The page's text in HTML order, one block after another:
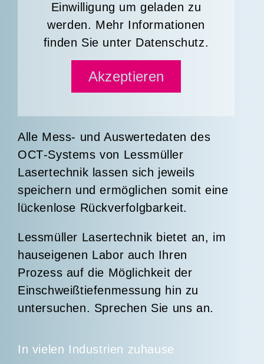
Einwilligung um geladen zu
werden. Mehr Informationen
finden Sie unter Datenschutz.
Akzeptieren
Alle Mess- und Auswertedaten des
OCT-Systems von Lessmüller
Lasertechnik lassen sich jeweils
speichern und ermöglichen somit eine
lückenlose Rückverfolgbarkeit.
Lessmüller Lasertechnik bietet an, im
hauseigenen Labor auch Ihren
Prozess auf die Möglichkeit der
Einschweißtiefenmessung hin zu
untersuchen. Sprechen Sie uns an.
In vielen Industrien zuhause